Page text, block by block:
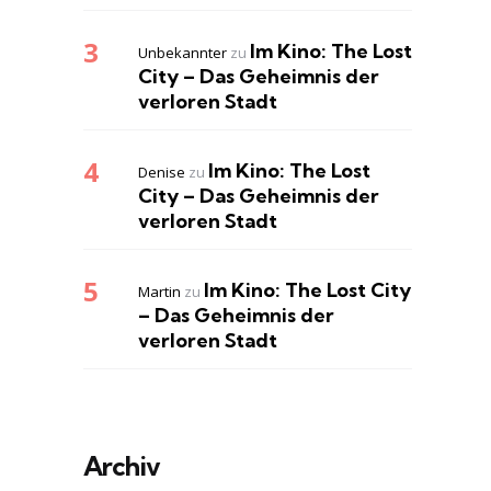
Unbekannter zu Im Kino: The Lost
City – Das Geheimnis der
verloren Stadt
Denise zu Im Kino: The Lost
City – Das Geheimnis der
verloren Stadt
Martin zu Im Kino: The Lost City
– Das Geheimnis der
verloren Stadt
Archiv